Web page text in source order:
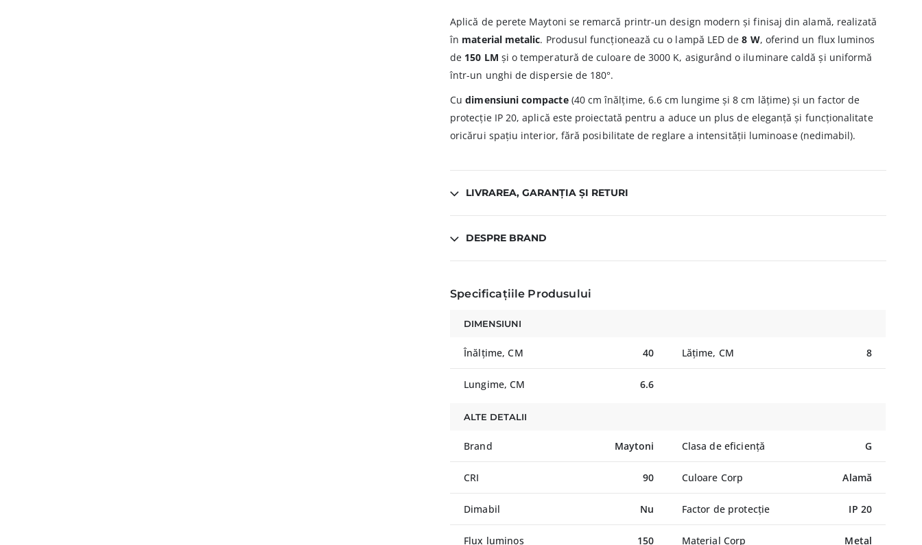
Aplică de perete Maytoni se remarcă printr-un design modern și finisaj din alamă, realizată
în material metalic. Produsul funcționează cu o lampă LED de8 W, oferind un flux luminos
de 150 LM și o temperatură de culoare de 3000 K, asigurând o iluminare caldă și uniformă
într-un unghi de dispersie de 180°.
Cudimensiuni compacte(40 cm înălțime, 6.6 cm lungime și 8 cm lățime) și un factor de
protecție IP 20, aplică este proiectată pentru a aduce un plus de eleganță și funcționalitate
oricărui spațiu interior, fără posibilitate de reglare a intensității luminoase (nedimabil).
LIVRAREA, GARANȚIA ȘI RETURI
DESPRE BRAND
Specificațiile Produsului
DIMENSIUNI
Înălțime, CM 40 Lățime, CM 8
Lungime, CM 6.6
ALTE DETALII
Brand Maytoni Clasa de eficiență G
CRI 90 Culoare Corp Alamă
Dimabil Nu Factor de protecție IP 20
Flux luminos 150 Material Corp Metal